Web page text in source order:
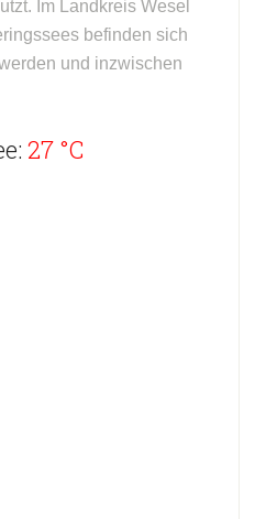
Im Landkreis Wesel
befinden sich
und inzwischen
27 °C